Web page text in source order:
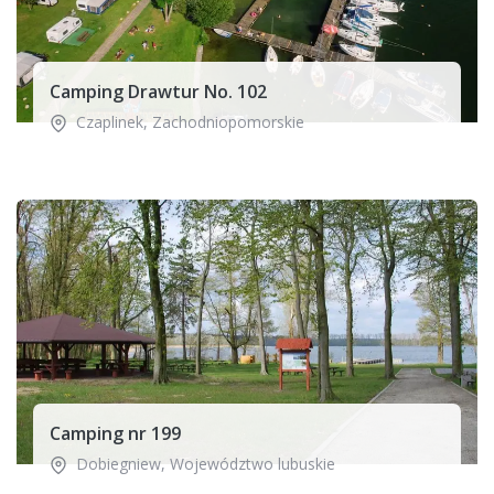
Camping Drawtur No. 102
Czaplinek, Zachodniopomorskie
Camping nr 199
Dobiegniew, Województwo lubuskie